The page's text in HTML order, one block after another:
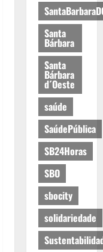
Santa
Bárbara
Santa
Bárbara
d´Oeste
saúde
SaúdePública
SB24Horas
SBO
sbocity
solidariedade